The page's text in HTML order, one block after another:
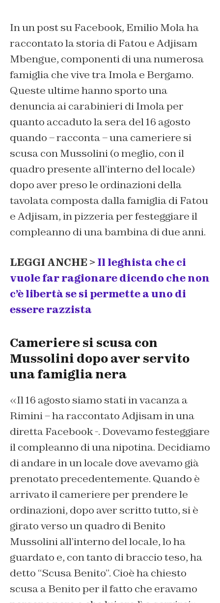
In un post su Facebook, Emilio Mola ha
raccontato la storia di Fatou e Adjisam
Mbengue, componenti di una numerosa
famiglia che vive tra Imola e Bergamo.
Queste ultime hanno sporto una
denuncia ai carabinieri di Imola per
quanto accaduto la sera del 16 agosto
quando – racconta – una cameriere si
scusa con Mussolini (o meglio, con il
quadro presente all’interno del locale)
dopo aver preso le ordinazioni della
tavolata composta dalla famiglia di Fatou
e Adjisam, in pizzeria per festeggiare il
compleanno di una bambina di due anni.
LEGGI ANCHE > Il leghista che ci
vuole far ragionare dicendo che non
c’è libertà se si permette a uno di
essere razzista
Cameriere si scusa con
Mussolini dopo aver servito
una famiglia nera
«Il 16 agosto siamo stati in vacanza a
Rimini – ha raccontato Adjisam in una
diretta Facebook -. Dovevamo festeggiare
il compleanno di una nipotina. Decidiamo
di andare in un locale dove avevamo già
prenotato precedentemente. Quando è
arrivato il cameriere per prendere le
ordinazioni, dopo aver scritto tutto, si è
girato verso un quadro di Benito
Mussolini all’interno del locale, lo ha
guardato e, con tanto di braccio teso, ha
detto “Scusa Benito”. Cioè ha chiesto
scusa a Benito per il fatto che eravamo